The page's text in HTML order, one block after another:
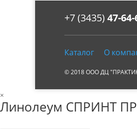
+7 (3435) 47-
Каталог О
© 2018 ООО ДЦ
×
Линолеум СПРИНТ